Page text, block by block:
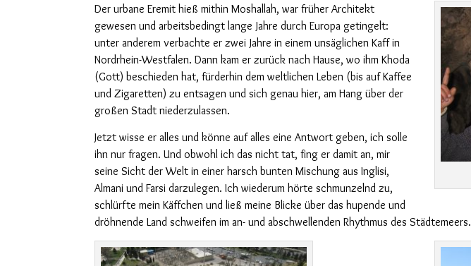
Der urbane Eremit hieß mithin Moshallah, war früher Architekt
gewesen und arbeitsbedingt lange Jahre durch Europa getingelt:
unter anderem verbachte er zwei Jahre in einem unsäglichen Kaff in
Nordrhein-Westfalen. Dann kam er zurück nach Hause, wo ihm Khoda
(Gott) beschieden hat, fürderhin dem weltlichen Leben (bis auf Kaffee
und Zigaretten) zu entsagen und sich genau hier, am Hang über der
großen Stadt niederzulassen.
Jetzt wisse er alles und könne auf alles eine Antwort geben, ich solle
ihn nur fragen. Und obwohl ich das nicht tat, fing er damit an, mir
seine Sicht der Welt in einer harsch bunten Mischung aus Inglisi,
Almani und Farsi darzulegen. Ich wiederum hörte schmunzelnd zu,
schlürfte mein Käffchen und ließ meine Blicke über das hupende und
dröhnende Land schweifen im an- und abschwellenden Rhythmus des Städtemeers.